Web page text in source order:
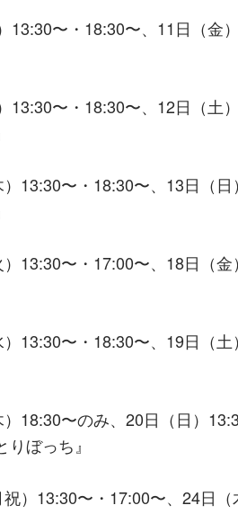
13:30〜・18:30〜、11日（金
13:30〜・18:30〜、12日（土
13:30〜・18:30〜、13日（
13:30〜・17:00〜、18日（
13:30〜・18:30〜、19日（
18:30〜のみ、20日（日）
りぼっち』
）13:30〜・17:00〜、24日